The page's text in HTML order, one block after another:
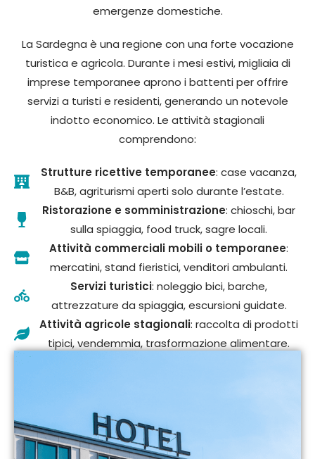
emergenze domestiche.
La Sardegna è una regione con una forte vocazione
turistica e agricola. Durante i mesi estivi, migliaia di
imprese temporanee aprono i battenti per offrire
servizi a turisti e residenti, generando un notevole
indotto economico. Le attività stagionali
comprendono:
Strutture ricettive temporanee: case vacanza,
B&B, agriturismi aperti solo durante l’estate.
Ristorazione e somministrazione: chioschi, bar
sulla spiaggia, food truck, sagre locali.
Attività commerciali mobili o temporanee:
mercatini, stand fieristici, venditori ambulanti.
Servizi turistici: noleggio bici, barche,
attrezzature da spiaggia, escursioni guidate.
Attività agricole stagionali: raccolta di prodotti
tipici, vendemmia, trasformazione alimentare.